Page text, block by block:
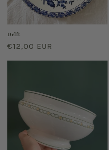
Delft
Regular
€12,00 EUR